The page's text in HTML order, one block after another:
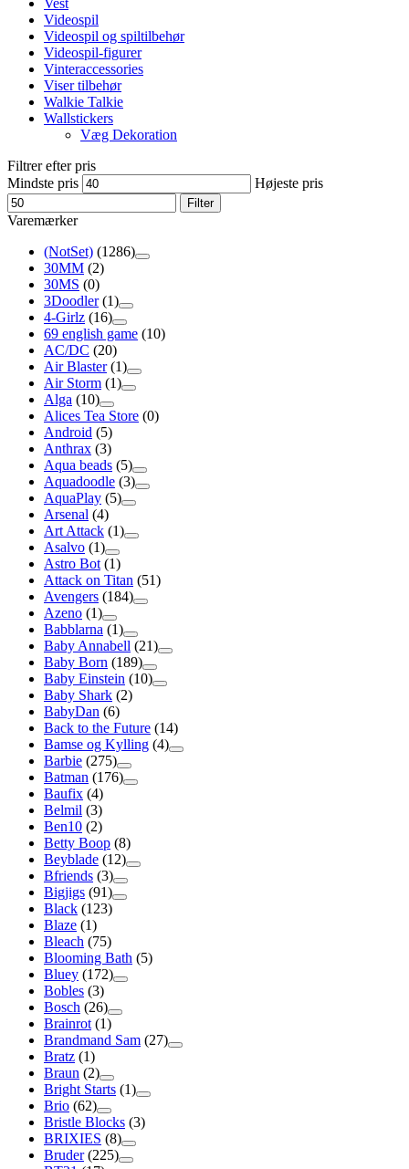
Videospil
Videospil og spiltilbehør
Videospil-figurer
Vinteraccessories
Viser tilbehør
Walkie Talkie
Wallstickers
Væg Dekoration
Filtrer efter pris
Mindste pris
Højeste pris
Filter
Varemærker
(NotSet) (1286)
30MM (2)
30MS (0)
3Doodler (1)
4-Girlz (16)
69 english game (10)
AC/DC (20)
Air Blaster (1)
Air Storm (1)
Alga (10)
Alices Tea Store (0)
Android (5)
Anthrax (3)
Aqua beads (5)
Aquadoodle (3)
AquaPlay (5)
Arsenal (4)
Art Attack (1)
Asalvo (1)
Astro Bot (1)
Attack on Titan (51)
Avengers (184)
Azeno (1)
Babblarna (1)
Baby Annabell (21)
Baby Born (189)
Baby Einstein (10)
Baby Shark (2)
BabyDan (6)
Back to the Future (14)
Bamse og Kylling (4)
Barbie (275)
Batman (176)
Baufix (4)
Belmil (3)
Ben10 (2)
Betty Boop (8)
Beyblade (12)
Bfriends (3)
Bigjigs (91)
Black (123)
Blaze (1)
Bleach (75)
Blooming Bath (5)
Bluey (172)
Bobles (3)
Bosch (26)
Brainrot (1)
Brandmand Sam (27)
Bratz (1)
Braun (2)
Bright Starts (1)
Brio (62)
Bristle Blocks (3)
BRIXIES (8)
Bruder (225)